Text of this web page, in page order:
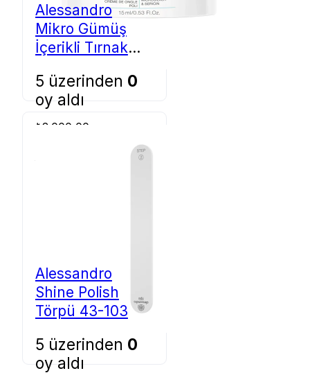
Alessandro
Mikro Gümüş
İçerikli Tırnak
ml 42-004
5 üzerinden 0
oy aldı
₺2.000,00
Alessandro
Shine Polish
Törpü 43-103
5 üzerinden 0
oy aldı